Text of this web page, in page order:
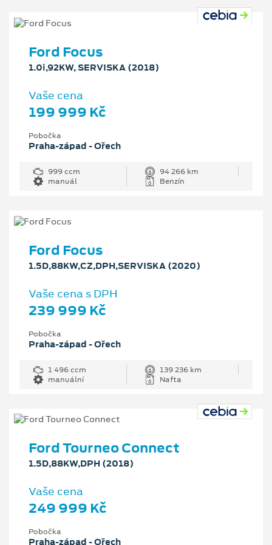
Ford Focus
1.0i,92KW, SERVISKA (2018)
Vaše cena
199 999 Kč
Pobočka
Praha-západ - Ořech
999 ccm
94 266 km
manuál
Benzín
Ford Focus
1.5D,88KW,CZ,DPH,SERVISKA (2020)
Vaše cena s DPH
239 999 Kč
Pobočka
Praha-západ - Ořech
1 496 ccm
139 236 km
manuální
Nafta
Ford Tourneo Connect
1.5D,88KW,DPH (2018)
Vaše cena
249 999 Kč
Pobočka
Praha-západ - Ořech